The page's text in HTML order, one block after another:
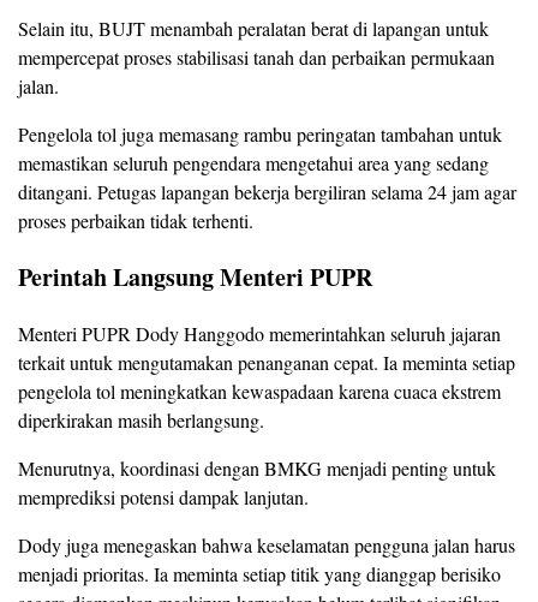
Selain itu, BUJT menambah peralatan berat di lapangan untuk
mempercepat proses stabilisasi tanah dan perbaikan permukaan
jalan.
Pengelola tol juga memasang rambu peringatan tambahan untuk
memastikan seluruh pengendara mengetahui area yang sedang
ditangani. Petugas lapangan bekerja bergiliran selama 24 jam agar
proses perbaikan tidak terhenti.
Perintah Langsung Menteri PUPR
Menteri PUPR Dody Hanggodo memerintahkan seluruh jajaran
terkait untuk mengutamakan penanganan cepat. Ia meminta setiap
pengelola tol meningkatkan kewaspadaan karena cuaca ekstrem
diperkirakan masih berlangsung.
Menurutnya, koordinasi dengan BMKG menjadi penting untuk
memprediksi potensi dampak lanjutan.
Dody juga menegaskan bahwa keselamatan pengguna jalan harus
menjadi prioritas. Ia meminta setiap titik yang dianggap berisiko